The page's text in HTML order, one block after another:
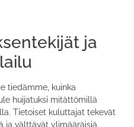
ja
tiedämme, kuinka
huijatuksi mitättömillä
Tietoiset kuluttajat tekevät
ja välttävät ylimääräisiä